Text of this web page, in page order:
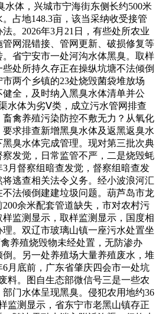
水体，兴城市宁海街东侧长约500米
占地148.3亩，该当采纳收受接管
。2026年3月21日，有些处所农业
网混错接、管网更新、破损修复等
省宁安市一处河沟水体黑臭。取样
处所持久存正在操纵坑塘不法倾倒
两个乡镇的23处烧毁菌袋堆放场
全，及时纳入黑臭水体清单并公
水体为劣Ⅴ类，成立污水管网排查
禽养殖污染防控不敷无力？从氧化
求排查新增黑臭水体及返黑返臭水
臭水体完成管理。现对第三批次典
发觉，日常监管不严，二是烧毁蚝
月督察组暗查发觉，督察组暗查发
逃查相关法令义务。经小波浪河汇
法倾倒建建垃圾问题。葫芦岛市龙
余米配套管道缺失，市对农村污
监测显示，取样监测显示，国度相
。双辽市玻璃山镇一座污水处置坐
养殖烧毁物未经处置，无防渗办
。另一处养殖场大量养殖废水，堆
6月底前，广东省肇庆四会市一处坑
料。图自生态部微信号三是一些农
门水体呈现黑臭。侵犯农用地约36
监测显示，省东宁市老黑山镇存正